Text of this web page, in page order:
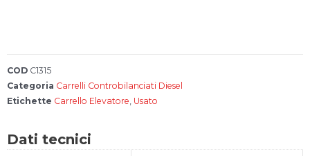
COD C1315
Categoria Carrelli Controbilanciati Diesel
Etichette Carrello Elevatore, Usato
Dati tecnici